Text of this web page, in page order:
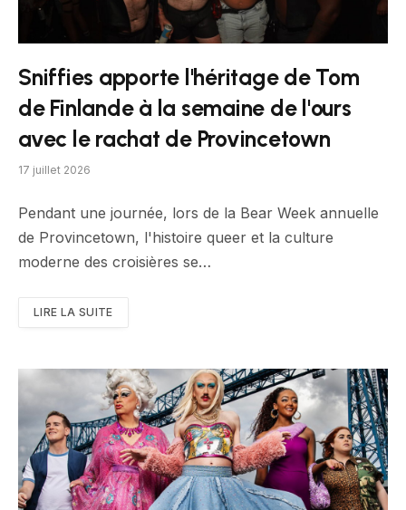
Sniffies apporte l'héritage de Tom
de Finlande à la semaine de l'ours
avec le rachat de Provincetown
17 juillet 2026
Pendant une journée, lors de la Bear Week annuelle
de Provincetown, l'histoire queer et la culture
moderne des croisières se…
LIRE LA SUITE